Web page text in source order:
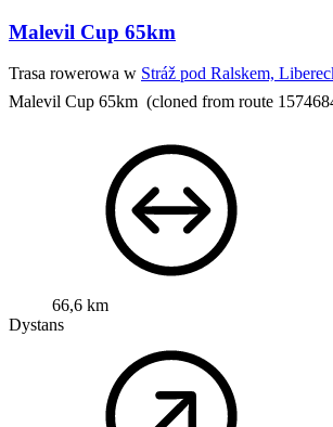
Malevil Cup 65km
Trasa rowerowa w Stráž pod Ralskem,
Malevil Cup 65km (cloned from route
66,6 km
Dystans